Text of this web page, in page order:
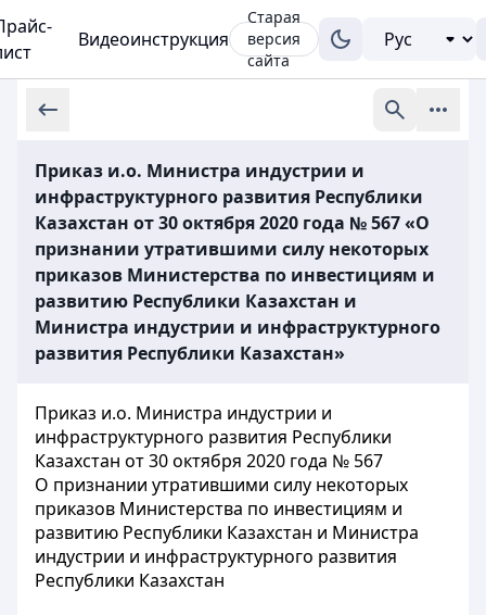
Видеоинструкция
Старая
версия
сайта
Приказ и.о. Министра индустрии и
инфраструктурного развития Республики
Казахстан от 30 октября 2020 года № 567 «О
признании утратившими силу некоторых
приказов Министерства по инвестициям и
развитию Республики Казахстан и
Министра индустрии и инфраструктурного
развития Республики Казахстан»
Приказ и.о. Министра индустрии и
инфраструктурного развития Республики
Казахстан от 30 октября 2020 года № 567
О признании утратившими силу некоторых
приказов Министерства по инвестициям и
развитию Республики Казахстан и Министра
индустрии и инфраструктурного развития
Республики Казахстан